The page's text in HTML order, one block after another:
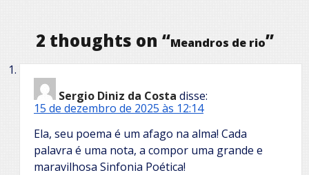
2 thoughts on “Meandros de rio”
Sergio Diniz da Costa disse:
15 de dezembro de 2025 às 12:14
Ela, seu poema é um afago na alma! Cada
palavra é uma nota, a compor uma grande e
maravilhosa Sinfonia Poética!